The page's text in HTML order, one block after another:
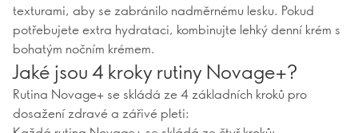
texturami, aby se zabránilo nadměrnému lesku. Pokud
potřebujete extra hydrataci, kombinujte lehký denní krém s
bohatým nočním krémem.
Jaké jsou 4 kroky rutiny Novage+?
Rutina Novage+ se skládá ze 4 základních kroků pro
dosažení zdravé a zářivé pleti: